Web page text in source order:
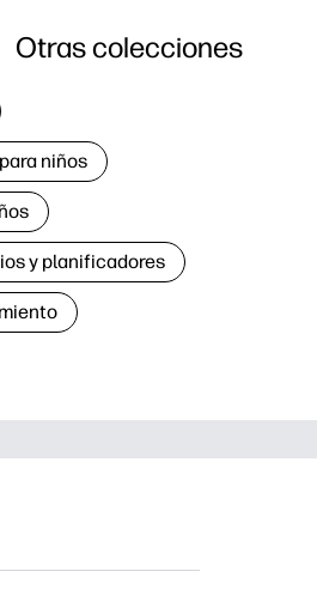
Otras colecciones
niños
y planificadores